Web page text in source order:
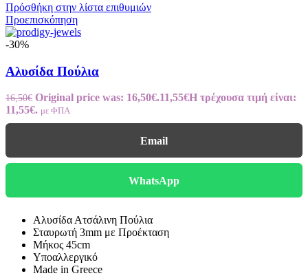
Πρόσθήκη στην λίστα επιθυμιών
Προεπισκόπηση
-30%
Αλυσίδα Πούλια
16,50€ Original price was: 16,50€.11,55€Η τρέχουσα τιμή είναι:
11,55€. με ΦΠΑ
Email
WhatsApp
Αλυσίδα Ατσάλινη Πούλια
Σταυρωτή 3mm με Προέκταση
Μήκος 45cm
Υποαλλεργικό
Made in Greece